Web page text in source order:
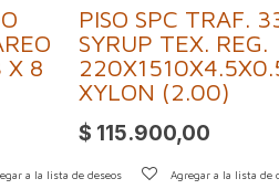
X 8
a la lista de deseos
PISO SPC TRAF.
SYRUP TEX. REG.
XYLON (2.00)
$ 115.900,00
Agregar a la lista de